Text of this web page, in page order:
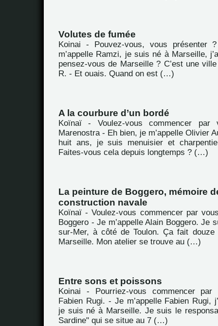
Volutes de fumée
Koinai - Pouvez-vous, vous présenter
m’appelle Ramzi, je suis né à Marseille,
pensez-vous de Marseille ? C’est une
R. - Et ouais. Quand on est (…)
A la courbure d’un bordé
Koïnaï - Voulez-vous commencer par
Marenostra - Eh bien, je m’appelle Olivier
huit ans, je suis menuisier et
Faites-vous cela depuis longtemps ? (…)
La peinture de Boggero, mémoire
construction navale
Koïnaï - Voulez-vous commencer par
Boggero - Je m’appelle Alain Boggero. Je
sur-Mer, à côté de Toulon. Ça fait
Marseille. Mon atelier se trouve au (…)
Entre sons et poissons
Koinai - Pourriez-vous commencer
Fabien Rugi. - Je m’appelle Fabien Rugi,
je suis né à Marseille. Je suis le
Sardine" qui se situe au 7 (…)